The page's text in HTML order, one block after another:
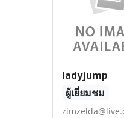
ladyjump
ผู้เยี่ยมชม